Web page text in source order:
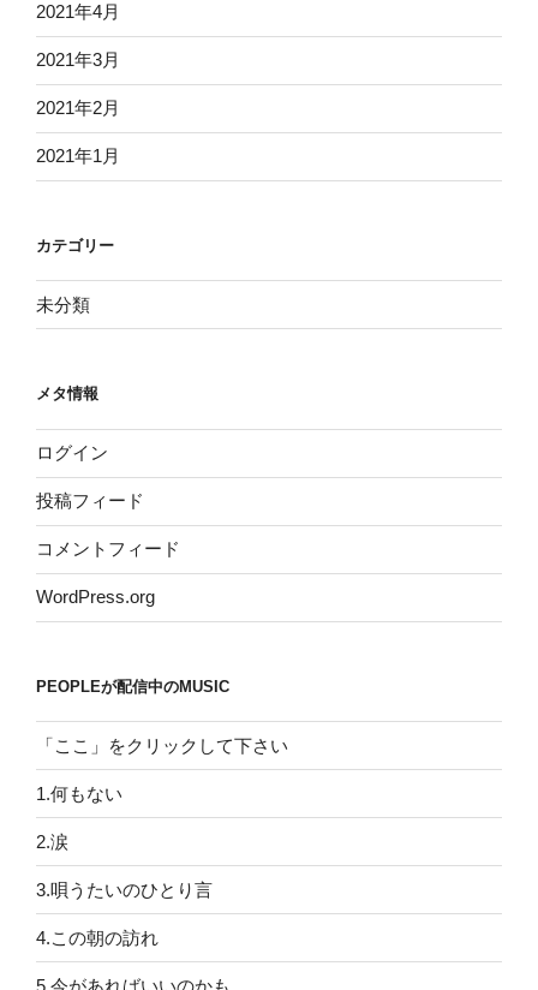
2021年4月
2021年3月
2021年2月
2021年1月
カテゴリー
未分類
メタ情報
ログイン
投稿フィード
コメントフィード
WordPress.org
PEOPLEが配信中のMUSIC
「ここ」をクリックして下さい
1.何もない
2.涙
3.唄うたいのひとり言
4.この朝の訪れ
5.今があればいいのかも